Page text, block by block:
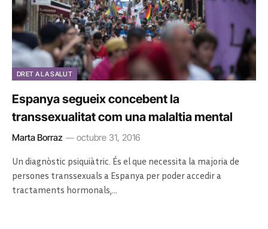
DRET A LA SALUT
Espanya segueix concebent la
transsexualitat com una malaltia mental
Marta Borraz octubre 31, 2016
Un diagnòstic psiquiàtric. És el que necessita la majoria de
persones transsexuals a Espanya per poder accedir a
tractaments hormonals,…